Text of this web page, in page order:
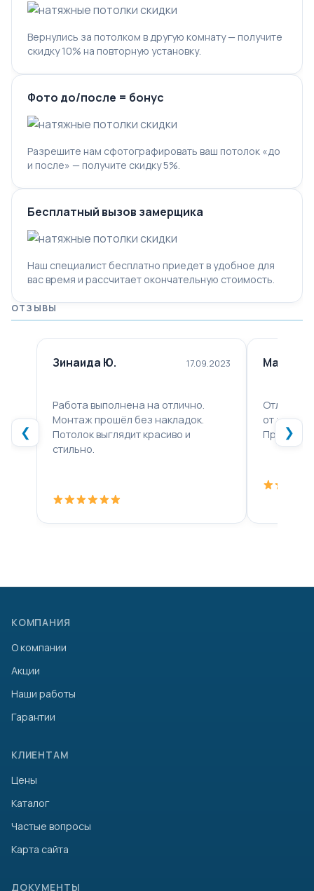
Вернулись за потолком в другую комнату — получите
скидку 10% на повторную установку.
Фото до/после = бонус
Разрешите нам сфотографировать ваш потолок «до
и после» — получите скидку 5%.
Бесплатный вызов замерщика
Наш специалист бесплатно приедет в удобное для
вас время и рассчитает окончательную стоимость.
ОТЗЫВЫ
❮
Зинаида Ю. 17.09.2023
Работа выполнена на отлично.
Монтаж прошёл без накладок.
Потолок выглядит красиво и
стильно.
Максим
от
❯
КОМПАНИЯ
О компании
Акции
Наши работы
Гарантии
КЛИЕНТАМ
Цены
Каталог
Частые вопросы
Карта сайта
ДОКУМЕНТЫ